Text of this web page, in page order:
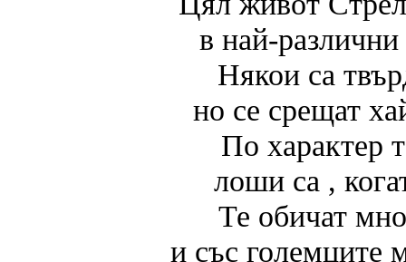
в най-
Някои са
но се срещат
По характер
лоши са ,
Те обичат
и със големците